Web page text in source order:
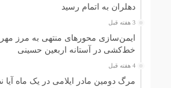
دهلران به اتمام رسید
3 هفته قبل
ایمن‌سازی محورهای منتهی به مرز
خط‌کشی در آستانه اربعین حسینی
4 هفته قبل
مرگ دومین مادر ایلامی در یک ماه آیا